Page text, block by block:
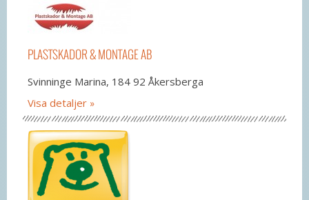
PLASTSKADOR & MONTAGE AB
Svinninge Marina, 184 92 Åkersberga
Visa detaljer